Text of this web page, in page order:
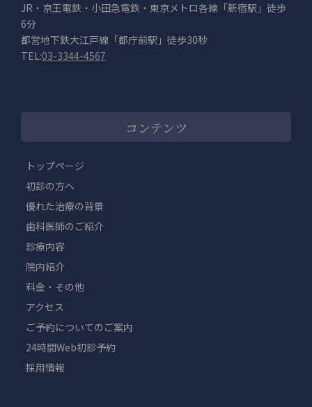
JR・京王電鉄・小田急電鉄・東京メトロ各線「新宿駅」徒歩
6分
都営地下鉄大江戸線「都庁前駅」徒歩30秒
TEL:03-3344-4567
コンテンツ
トップページ
初診の方へ
優れた治療の背景
歯科医師のご紹介
診療内容
院内紹介
料金・その他
アクセス
ご予約についてのご案内
24時間Web初診予約
採用情報